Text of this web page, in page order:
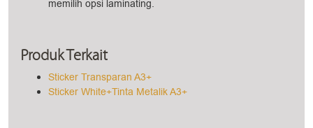
memilih opsi laminating.
Produk Terkait
Sticker Transparan A3+
Sticker White+Tinta Metalik A3+